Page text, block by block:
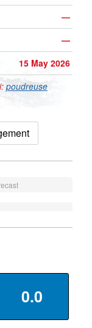
—
—
15 May 2026
poudreuse
0.0